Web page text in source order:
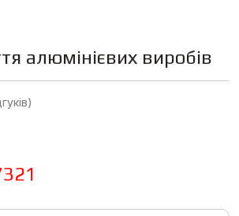
алюмінієвих виробів